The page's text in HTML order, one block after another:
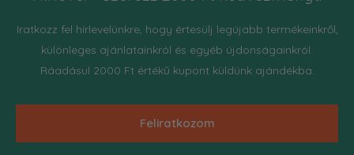
Iratkozz fel hírlevelünkre, hogy értesülj legújabb termékeinkről,
különleges ajánlatainkról és egyéb újdonságainkról.
Ráadásul 2000 Ft értékű kupont küldünk ajándékba.
Feliratkozom